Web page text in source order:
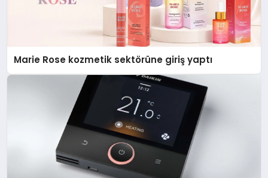
Marie Rose kozmetik sektörüne giriş yaptı